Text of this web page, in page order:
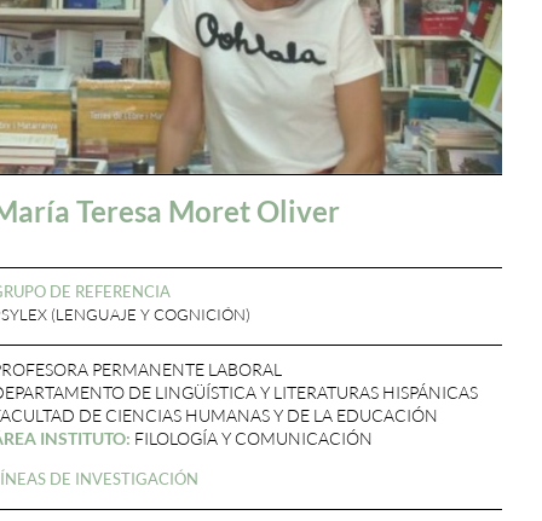
Teresa Moret Oliver
DE REFERENCIA
(LENGUAJE Y COGNICIÓN)
PERMANENTE LABORAL
DE LINGÜÍSTICA Y LITERATURAS HISPÁNICAS
DE CIENCIAS HUMANAS Y DE LA EDUCACIÓN
INSTITUTO: FILOLOGÍA Y COMUNICACIÓN
DE INVESTIGACIÓN